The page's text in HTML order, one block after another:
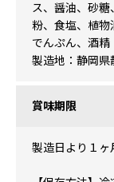
ス、醤油、砂
粉、食塩、植物
でんぷん、酒精
製造地：静岡県
賞味期限
製造日より１ヶ